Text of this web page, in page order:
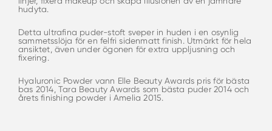
hudyta.
Detta ultrafina puder-stoft sveper in huden i en osynlig
sammetsslöja för en felfri sidenmatt finish. Utmärkt för hela
ansiktet, även under ögonen för extra uppljusning och
fixering.
Hyaluronic Powder vann Elle Beauty Awards pris för bästa
bas 2014, Tara Beauty Awards som bästa puder 2014 och
årets finishing powder i Amelia 2015.